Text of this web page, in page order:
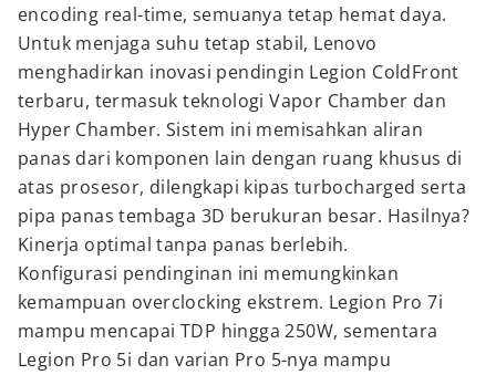
encoding real-time, semuanya tetap hemat daya.
Untuk menjaga suhu tetap stabil, Lenovo
menghadirkan inovasi pendingin Legion ColdFront
terbaru, termasuk teknologi Vapor Chamber dan
Hyper Chamber. Sistem ini memisahkan aliran
panas dari komponen lain dengan ruang khusus di
atas prosesor, dilengkapi kipas turbocharged serta
pipa panas tembaga 3D berukuran besar. Hasilnya?
Kinerja optimal tanpa panas berlebih.
Konfigurasi pendinginan ini memungkinkan
kemampuan overclocking ekstrem. Legion Pro 7i
mampu mencapai TDP hingga 250W, sementara
Legion Pro 5i dan varian Pro 5-nya mampu